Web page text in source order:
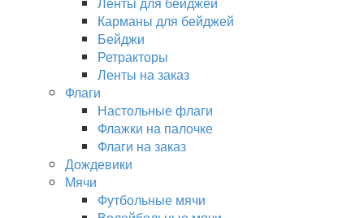
Карманы для бейджей
Бейджи
Ретракторы
Ленты на заказ
Флаги
Настольные флаги
Флажки на палочке
Флаги на заказ
Дождевики
Мячи
Футбольные мячи